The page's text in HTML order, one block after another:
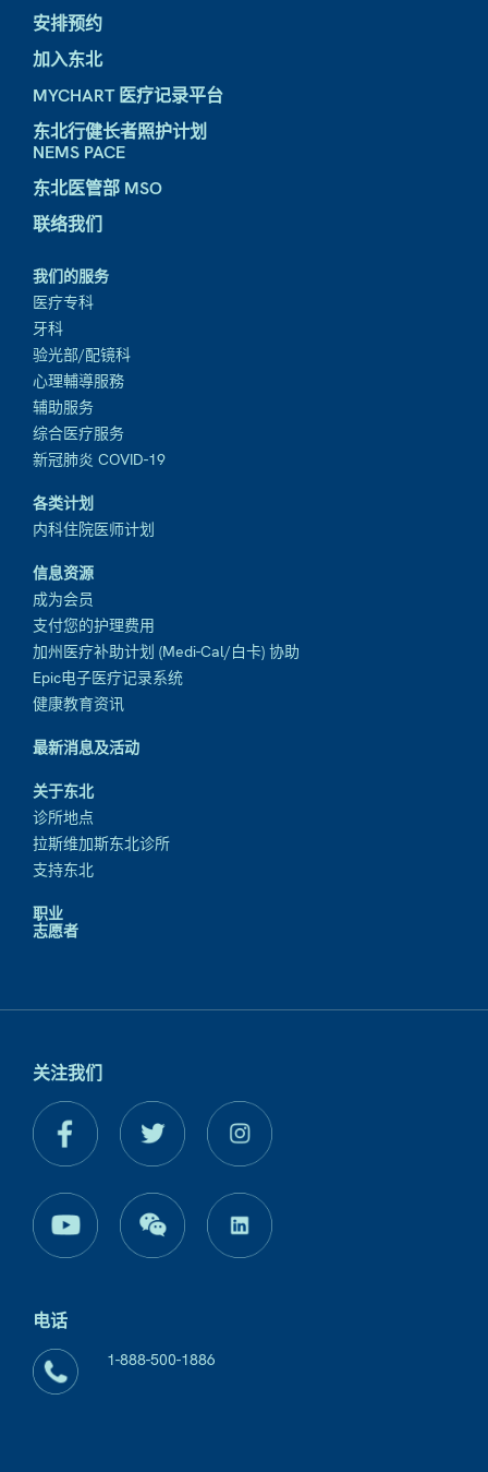
安排预约
加入东北
MYCHART 医疗记录平台
东北行健长者照护计划
NEMS PACE
东北医管部 MSO
联络我们
我们的服务
医疗专科
牙科
验光部/配镜科
心理輔導服務
辅助服务
综合医疗服务
新冠肺炎 COVID-19
各类计划
内科住院医师计划
信息资源
成为会员
支付您的护理费用
加州医疗补助计划 (Medi-Cal/白卡) 协助
Epic电子医疗记录系统
健康教育资讯
最新消息及活动
关于东北
诊所地点
拉斯维加斯东北诊所
支持东北
职业
志愿者
关注我们
电话
1-888-500-1886